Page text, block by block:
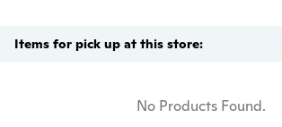
Items for pick up at this store:
No Products Found.